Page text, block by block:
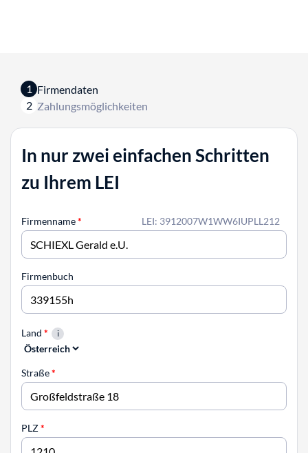
1 Firmendaten
2 Zahlungsmöglichkeiten
In nur zwei einfachen Schritten
zu Ihrem LEI
LEI: 3912007W1WW6IUPLL212
Firmenname*
Firmenbuch
Land *
Straße*
PLZ*